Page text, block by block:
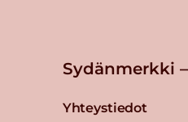
Sydänmerkki
Yhteystiedot